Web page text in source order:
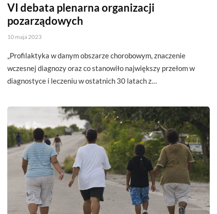
VI debata plenarna organizacji
pozarządowych
10 maja 2023
„Profilaktyka w danym obszarze chorobowym, znaczenie
wczesnej diagnozy oraz co stanowiło największy przełom w
diagnostyce i leczeniu w ostatnich 30 latach z…